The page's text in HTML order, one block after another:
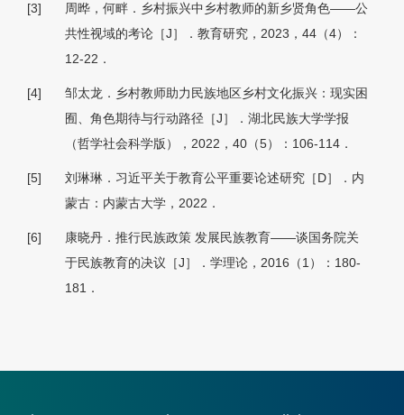
[3]
周晔，何畔．乡村振兴中乡村教师的新乡贤角色——公
共性视域的考论［J］．教育研究，2023，44（4）：
12-22．
[4]
邹太龙．乡村教师助力民族地区乡村文化振兴：现实困
囿、角色期待与行动路径［J］．湖北民族大学学报
（哲学社会科学版），2022，40（5）：106-114．
[5]
刘琳琳．习近平关于教育公平重要论述研究［D］．内
蒙古：内蒙古大学，2022．
[6]
康晓丹．推行民族政策 发展民族教育——谈国务院关
于民族教育的决议［J］．学理论，2016（1）：180-
181．